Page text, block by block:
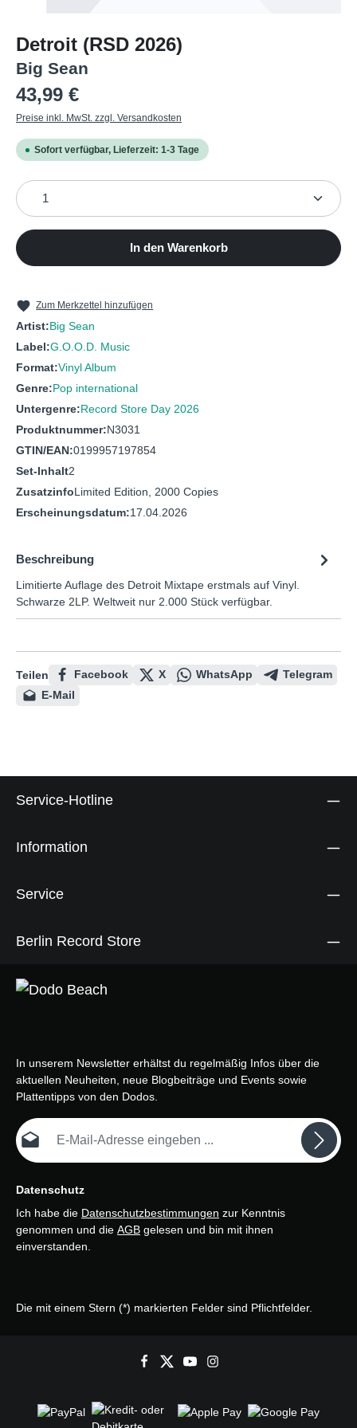
Detroit (RSD 2026)
Big Sean
Regulärer Preis:
43,99 €
Preise inkl. MwSt. zzgl. Versandkosten
Sofort verfügbar, Lieferzeit: 1-3 Tage
Produkt Anzahl: Gib den gewünschten Wert ein
In den Warenkorb
Zum Merkzettel hinzufügen
Artist:Big Sean
Label:G.O.O.D. Music
Format:Vinyl Album
Genre:Pop international
Untergenre:Record Store Day 2026
Produktnummer:N3031
GTIN/EAN:0199957197854
Set-Inhalt2
ZusatzinfoLimited Edition, 2000 Copies
Erscheinungsdatum:17.04.2026
Beschreibung
Limitierte Auflage des Detroit Mixtape erstmals auf Vinyl.
Schwarze 2LP. Weltweit nur 2.000 Stück verfügbar.
Teilen Facebook X WhatsApp
Telegram
E-Mail
Service-Hotline
Information
Service
Berlin Record Store
In unserem Newsletter erhältst du regelmäßig Infos über die
aktuellen Neuheiten, neue Blogbeiträge und Events sowie
Plattentipps von den Dodos.
E-Mail-Adresse*
Datenschutz
Ich habe die Datenschutzbestimmungen zur Kenntnis
genommen und die AGB gelesen und bin mit ihnen
einverstanden.
Die mit einem Stern (*) markierten Felder sind Pflichtfelder.